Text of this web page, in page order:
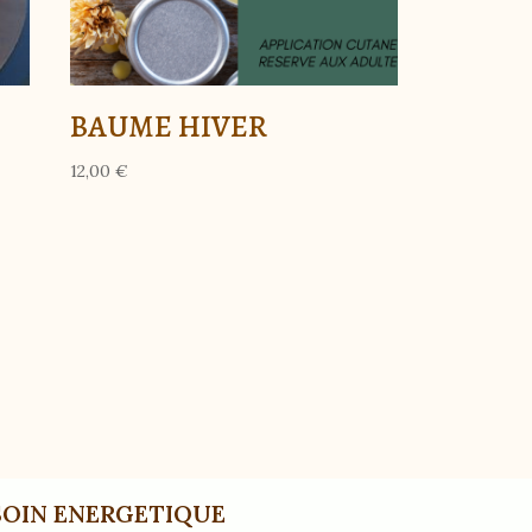
BAUME HIVER
12,00€
ENERGETIQUE